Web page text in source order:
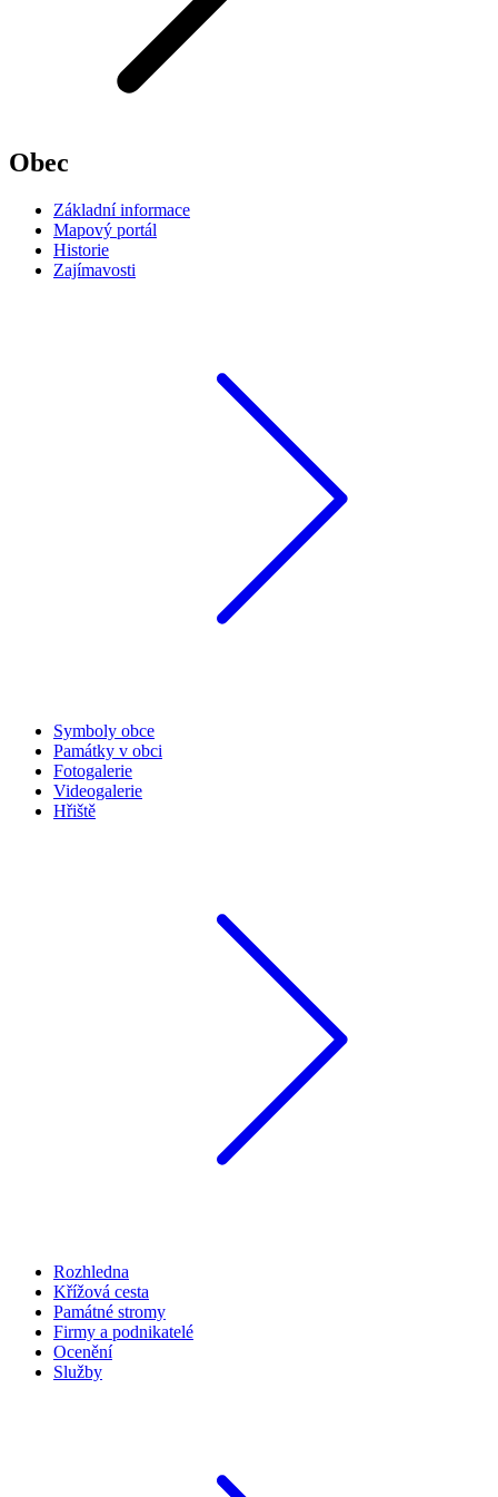
Obec
Základní informace
Mapový portál
Historie
Zajímavosti
Symboly obce
Památky v obci
Fotogalerie
Videogalerie
Hřiště
Rozhledna
Křížová cesta
Památné stromy
Firmy a podnikatelé
Ocenění
Služby